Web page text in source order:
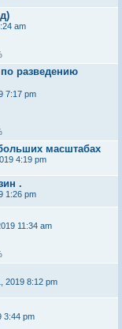
am
разведению
7:17 pm
масштабах
4:19 pm
.
1:26 pm
11:34 am
2019 8:12 pm
3:44 pm